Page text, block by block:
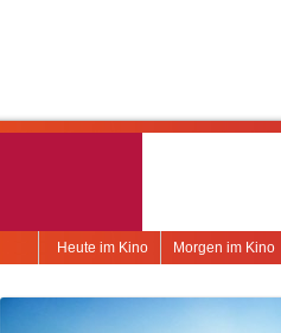
Morgen im Kino
Heute im Kino